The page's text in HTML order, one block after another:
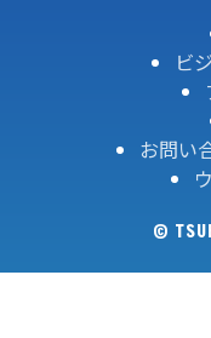
ビ
お問い
©